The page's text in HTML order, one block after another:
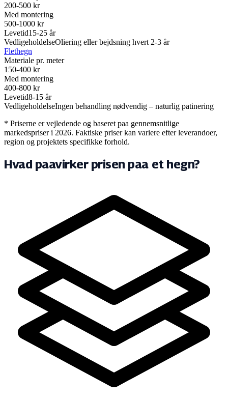
200-500 kr
Med montering
500-1000 kr
Levetid15-25 år
VedligeholdelseOliering eller bejdsning hvert 2-3 år
Flethegn
Materiale pr. meter
150-400 kr
Med montering
400-800 kr
Levetid8-15 år
VedligeholdelseIngen behandling nødvendig – naturlig patinering
* Priserne er vejledende og baseret paa gennemsnitlige
markedspriser i 2026. Faktiske priser kan variere efter leverandoer,
region og projektets specifikke forhold.
Hvad paavirker prisen paa et hegn?